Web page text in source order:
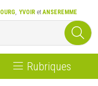
,YVOIRetANSEREMME
Rubriques